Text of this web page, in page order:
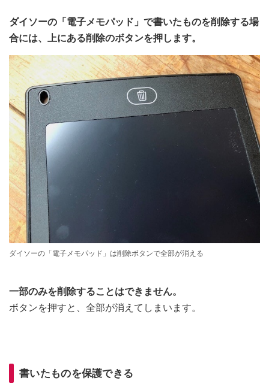
ダイソーの「電子メモパッド」で書いたものを削除する場
合には、上にある削除のボタンを押します。
ダイソーの「電子メモパッド」は削除ボタンで全部が消える
一部のみを削除することはできません。
ボタンを押すと、全部が消えてしまいます。
書いたものを保護できる